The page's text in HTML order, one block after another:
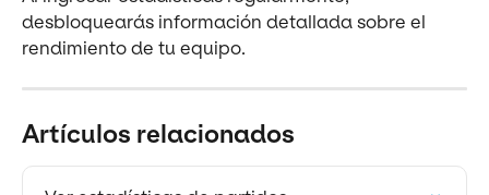
desbloquearás información detallada sobre el
rendimiento de tu equipo.
Artículos relacionados